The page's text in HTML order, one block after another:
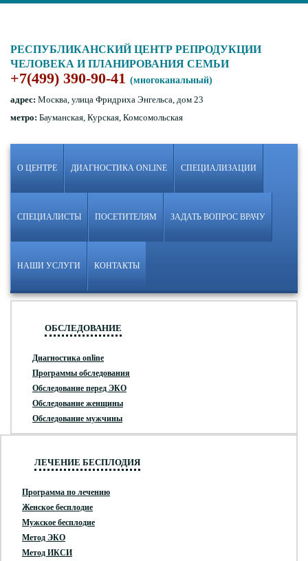
РЕСПУБЛИКАНСКИЙ ЦЕНТР РЕПРОДУКЦИИ
ЧЕЛОВЕКА И ПЛАНИРОВАНИЯ СЕМЬИ
+7(499) 390-90-41 (многоканальный)
адрес: Москва, улица Фридриха Энгельса, дом 23
метро: Бауманская, Курская, Комсомольская
О ЦЕНТРЕ ДИАГНОСТИКА ONLINE СПЕЦИАЛИЗАЦИИ
СПЕЦИАЛИСТЫ ПОСЕТИТЕЛЯМ ЗАДАТЬ ВОПРОС ВРАЧУ
НАШИ УСЛУГИ КОНТАКТЫ
ОБСЛЕДОВАНИЕ
Диагностика online
Программы обследования
Обследование перед ЭКО
Обследование женщины
Обследование мужчины
ЛЕЧЕНИЕ БЕСПЛОДИЯ
Программа по лечению
Женское бесплодие
Мужское бесплодие
Метод ЭКО
Метод ИКСИ